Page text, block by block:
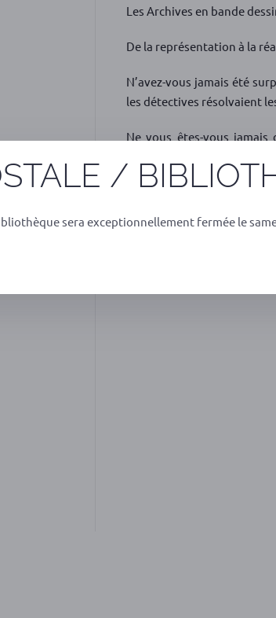
Les Archives en bande
De la représentation à la
N’avez-vous jamais été
les détectives résolvaient
Ne vous êtes-vous jamais
Les Archives
grand temps de
!
/
sera exceptionnellement fermée le